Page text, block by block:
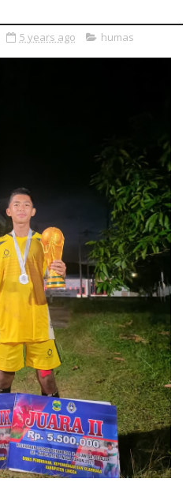
5 years ago humas